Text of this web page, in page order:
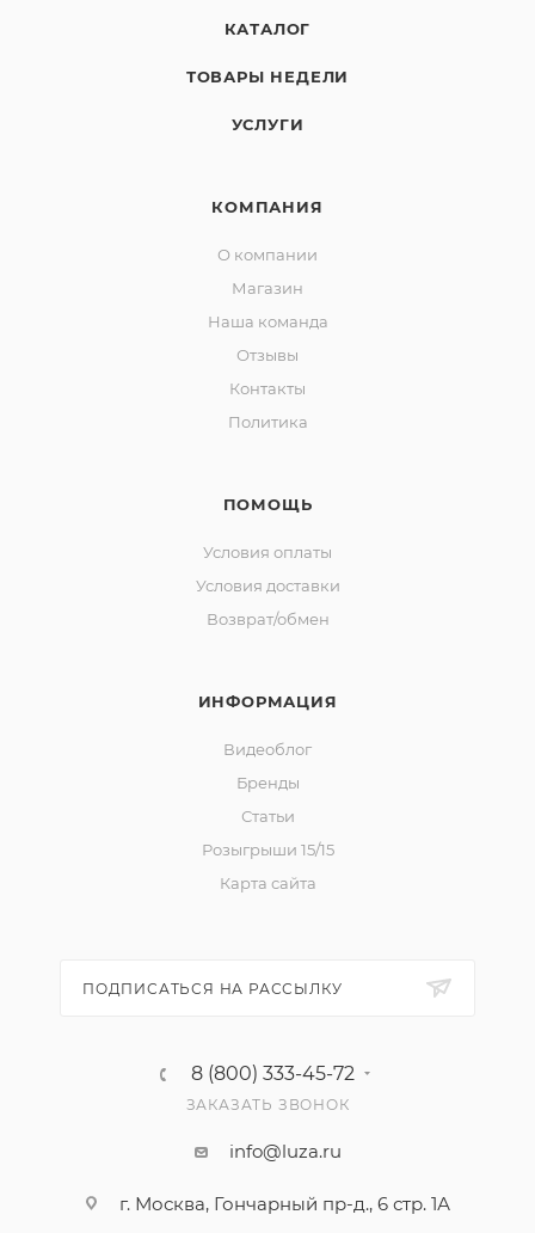
КАТАЛОГ
ТОВАРЫ НЕДЕЛИ
УСЛУГИ
КОМПАНИЯ
О компании
Магазин
Наша команда
Отзывы
Контакты
Политика
ПОМОЩЬ
Условия оплаты
Условия доставки
Возврат/обмен
ИНФОРМАЦИЯ
Видеоблог
Бренды
Статьи
Розыгрыши 15/15
Карта сайта
ПОДПИСАТЬСЯ НА РАССЫЛКУ
8 (800) 333-45-72
ЗАКАЗАТЬ ЗВОНОК
info@luza.ru
г. Москва, Гончарный пр-д., 6 стр. 1А